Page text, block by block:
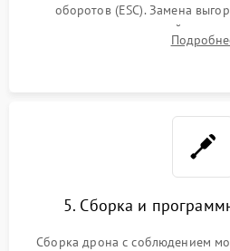
оборотов (ESC). Замена
материнской плате,
5. Сборка и
Сборка дрона с соблюдением